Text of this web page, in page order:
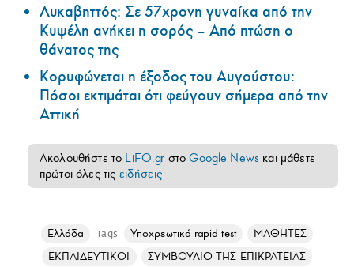
Λυκαβηττός: Σε 57χρονη γυναίκα από την
Κυψέλη ανήκει η σορός – Από πτώση ο
θάνατος της
Κορυφώνεται η έξοδος του Αυγούστου:
Πόσοι εκτιμάται ότι φεύγουν σήμερα από την
Αττική
Ακολουθήστε το LiFO.gr στοGoogle News και μάθετε
πρώτοι όλες τις ειδήσεις
Ελλάδα Tags Υποχρεωτικά rapid test
ΜΑΘΗΤΕΣ
ΕΚΠΑΙΔΕΥΤΙΚΟΙ
ΣΥΜΒΟΥΛΙΟ ΤΗΣ ΕΠΙΚΡΑΤΕΙΑΣ